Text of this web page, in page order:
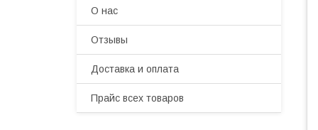
О нас
Отзывы
Доставка и оплата
Прайс всех товаров